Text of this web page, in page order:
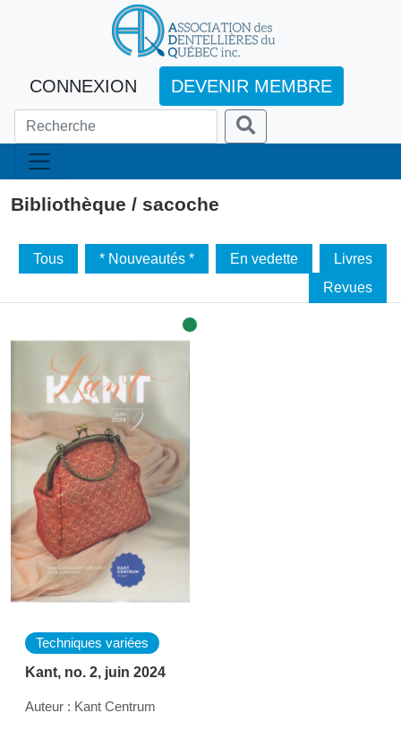
CONNEXION DEVENIR MEMBRE
Bibliothèque / sacoche
Tous * Nouveautés * En vedette
Livres
Revues
Techniques variées
Kant, no. 2, juin 2024
Auteur : Kant Centrum